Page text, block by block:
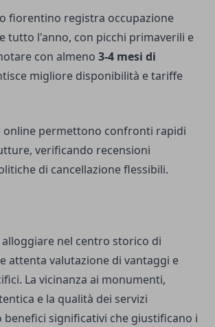
fiorentino registra occupazione
tutto l'anno, con picchi primaverili e
con almeno 3-4 mesi di
migliore disponibilità e tariffe
online permettono confronti rapidi
verificando recensioni
di cancellazione flessibili.
alloggiare nel centro storico di
attenta valutazione di vantaggi e
La vicinanza ai monumenti,
e la qualità dei servizi
benefici significativi che giustificano i